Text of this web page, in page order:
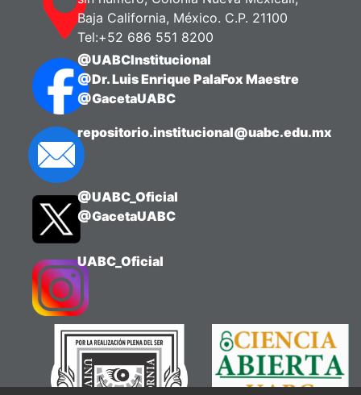
Baja California, México. C.P. 21100
Tel:+52 686 551 8200
@UABCInstitucional
@Dr. Luis Enrique PalaFox Maestre
@GacetaUABC
repositorio.institucional@uabc.edu.mx
@UABC_Oficial
@GacetaUABC
UABC_Oficial